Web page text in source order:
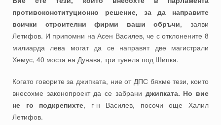
противоконституционно решение, за да направите
всички строителни фирми ваши обръчи, заяви
Летифов. И припомни на Асен Василев, че с отклонените 8
милиарда лева могат да се направят две магистрали
Хемус, 40 моста на Дунава, три тунела под Шипка.
Когато говорите за джипката, ние от ДПС бяхме тези, които
внесохме законопроект да се забрани джипката. Но вие
не го подкрепихте, г-н Василев, посочи още Халил
Летифов.